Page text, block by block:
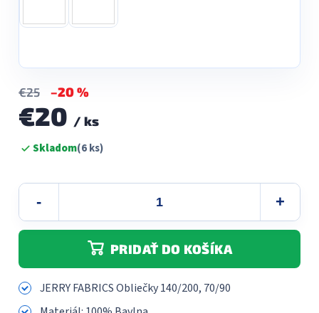
€25 –20 %
€20 / ks
Jednotková
cena:Skladom(6 ks)
PRIDAŤ DO KOŠÍKA
JERRY FABRICS Obliečky 140/200, 70/90